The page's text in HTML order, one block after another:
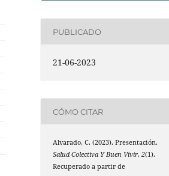
PUBLICADO
21-06-2023
CÓMO CITAR
Alvarado, C. (2023). Presentación.
Salud Colectiva Y Buen Vivir,2(1).
Recuperado a partir de